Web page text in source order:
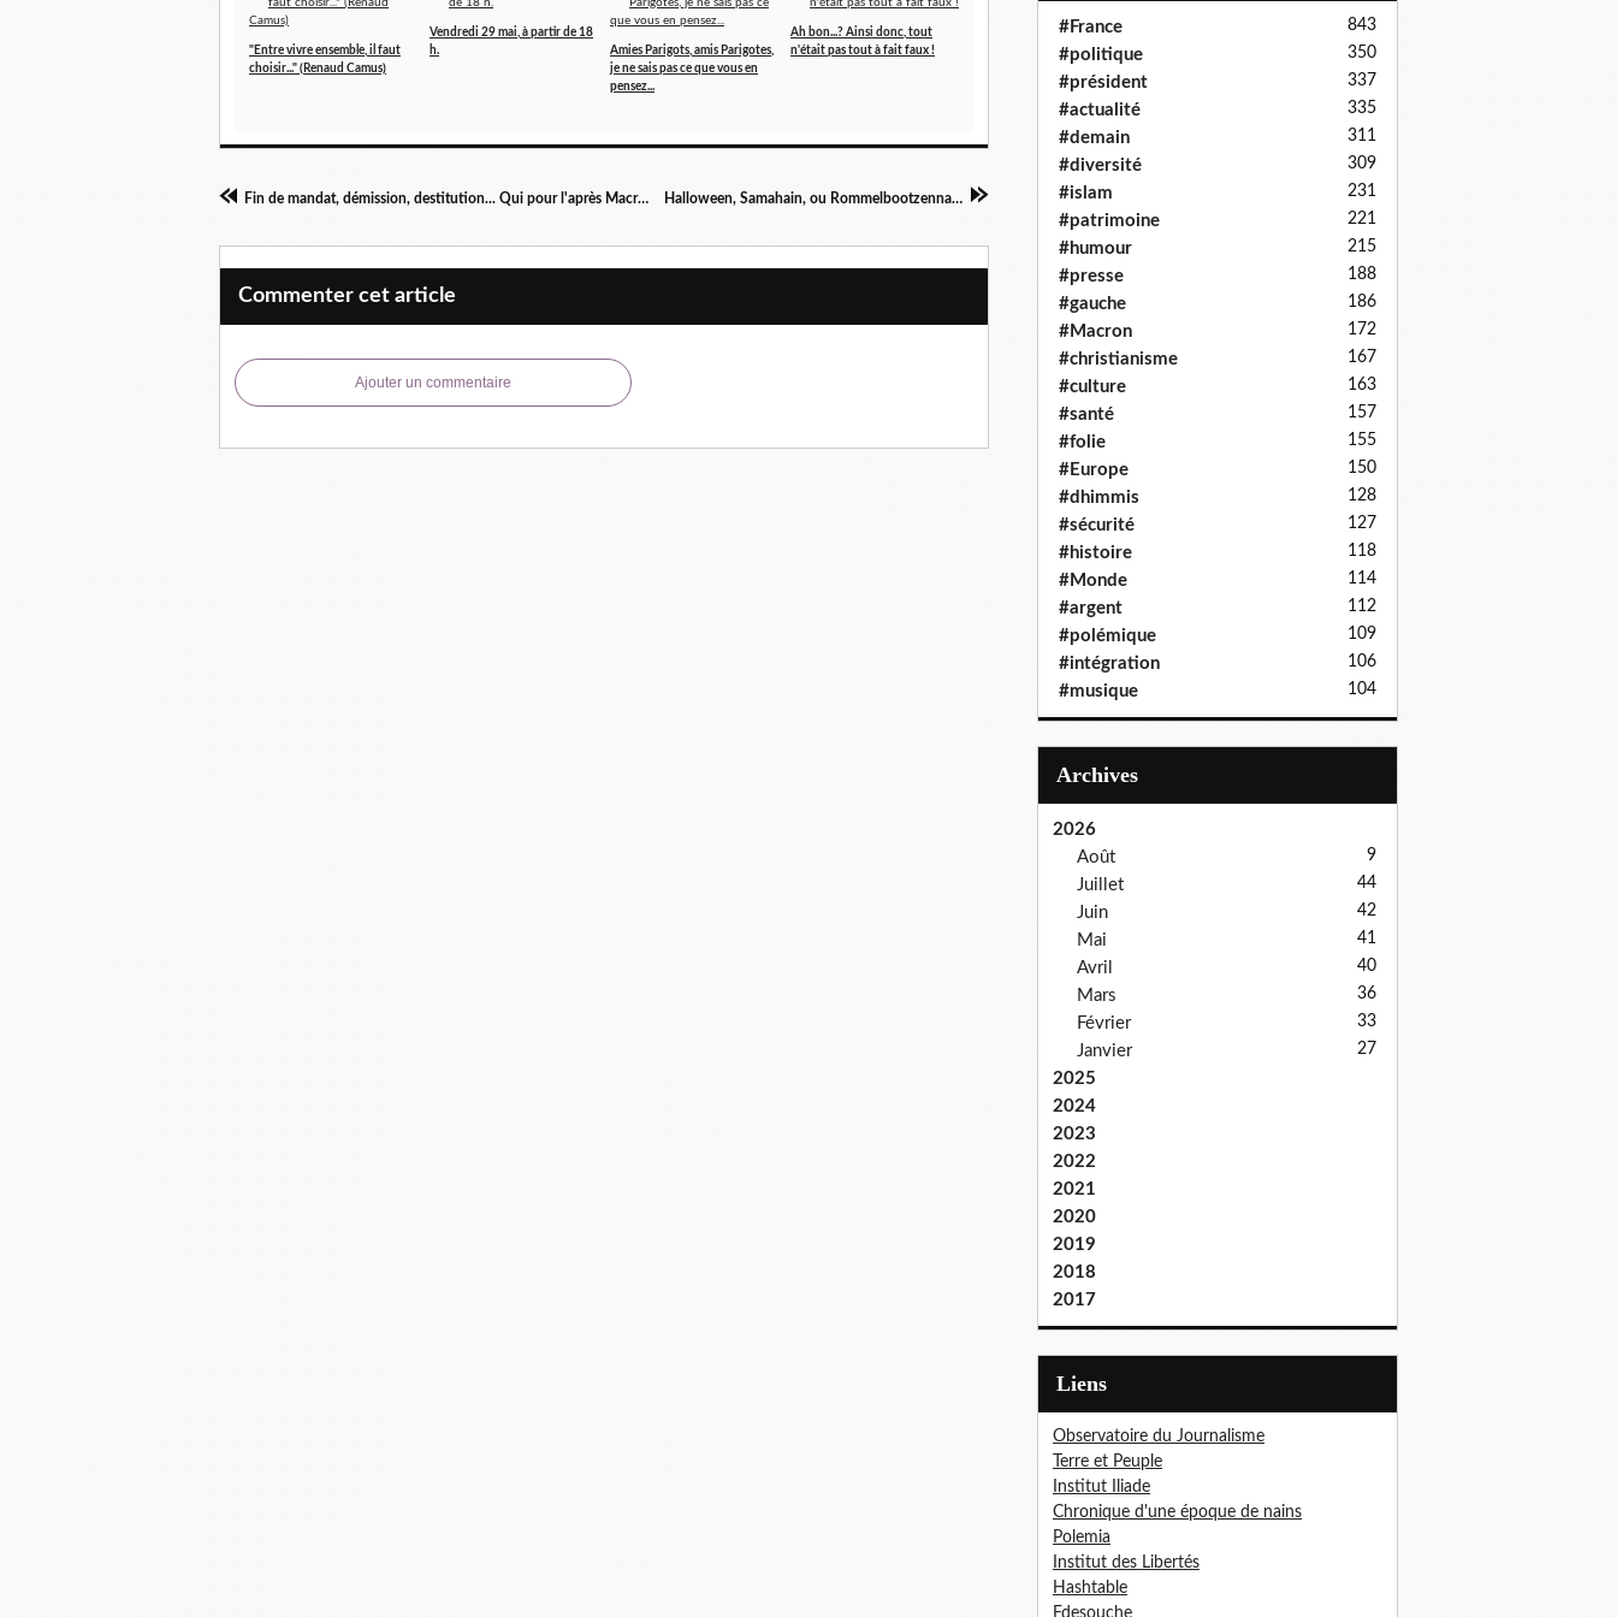
"Entre vivre ensemble, il faut
choisir..." (Renaud Camus)
Vendredi 29 mai, à partir de 18
h.
Amies Parigots, amis Parigotes,
je ne sais pas ce que vous en
pensez...
Ah bon...? Ainsi donc, tout
n'était pas tout à fait faux !
Fin de mandat, démission, destitution... Qui pour l'après Macron ? Halloween, Samahain, ou Rommelbootzennaat ?
Commenter cet article
Ajouter un commentaire
#France 843
#politique 350
#président 337
#actualité 335
#demain 311
#diversité 309
#islam 231
#patrimoine 221
#humour 215
#presse 188
#gauche 186
#Macron 172
#christianisme 167
#culture 163
#santé 157
#folie 155
#Europe 150
#dhimmis 128
#sécurité 127
#histoire 118
#Monde 114
#argent 112
#polémique 109
#intégration 106
#musique 104
Archives
2026
Août
9
Juillet 44
Juin 42
Mai 41
Avril 40
Mars 36
Février 33
Janvier 27
2025
2024
2023
2022
2021
2020
2019
2018
2017
Liens
Observatoire du Journalisme
Terre et Peuple
Institut Iliade
Chronique d'une époque de nains
Polemia
Institut des Libertés
Hashtable
Fdesouche